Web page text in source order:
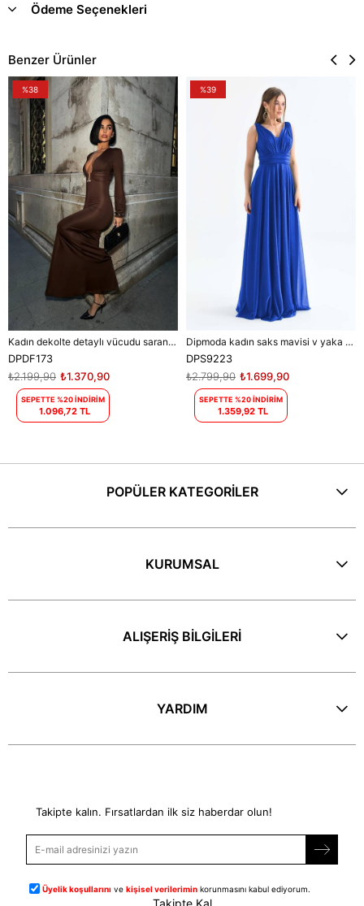
Ödeme Seçenekleri
Benzer Ürünler
Kadın dekolte detaylı vücudu saran maxi elbise DPDF173
DPDF173
₺1.370,90
₺2.199,90
SEPETTE %20 İNDİRİM
1.096,72 TL
%38
Dipmoda kadın saks mavisi v yaka simli tül abiye elbise DPS9223
DPS9223
₺1.699,90
₺2.799,90
SEPETTE %20 İNDİRİM
1.359,92 TL
%39
POPÜLER KATEGORİLER
KURUMSAL
ALIŞERİŞ BİLGİLERİ
YARDIM
Takipte kalın. Fırsatlardan ilk siz haberdar olun!
Üyelik koşullarını vekişisel verilerimin korunmasını kabul ediyorum.